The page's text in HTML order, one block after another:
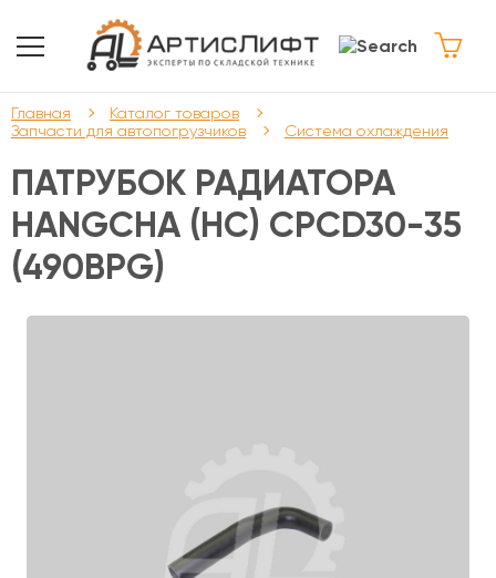
Главная
Каталог товаров
Запчасти для автопогрузчиков
Система охлаждения
ПАТРУБОК РАДИАТОРА
HANGCHA (HC) CPCD30-35
(490BPG)